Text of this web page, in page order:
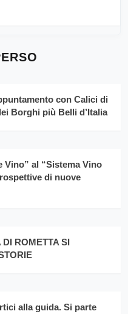
con Calici di
Borghi più Belli d’Italia
Vino” al “Sistema Vino
di nuove
ROMETTA SI
alla guida. Si parte